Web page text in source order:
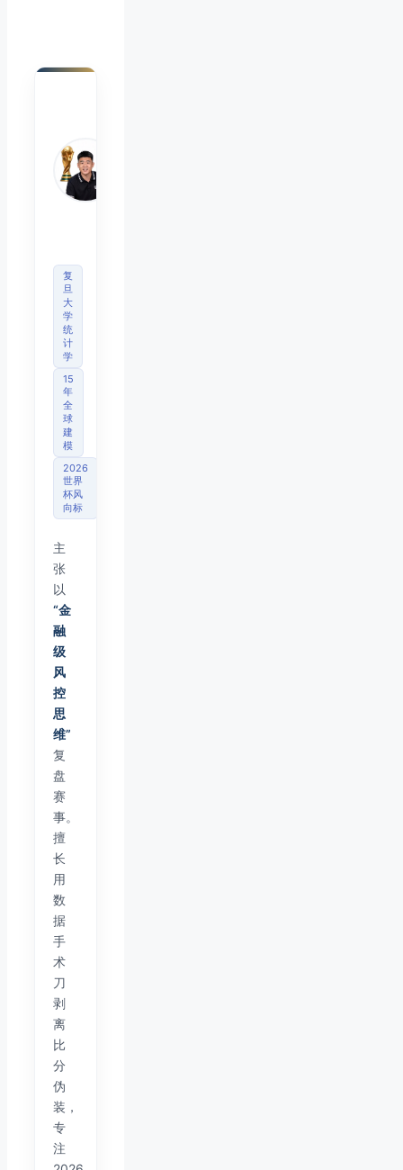
复
旦
大
学
统
计
学
15
年
全
球
建
模
2026
世界
杯风
向标
主
张
以
“金
融
级
风
控
思
维”
复
盘
赛
事。
擅
长
用
数
据
手
术
刀
剥
离
比
分
伪
装，
专
注